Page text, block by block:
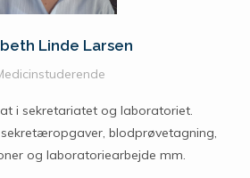
Linde Larsen
i sekretariatet og laboratoriet.
blodprøvetagning,
og laboratoriearbejde mm.